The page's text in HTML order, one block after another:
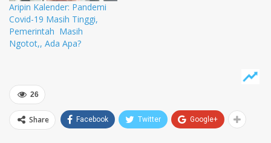
Aripin Kalender: Pandemi
Covid-19 Masih Tinggi,
Pemerintah Masih
Ngotot,, Ada Apa?
26
Share Facebook Twitter Google+